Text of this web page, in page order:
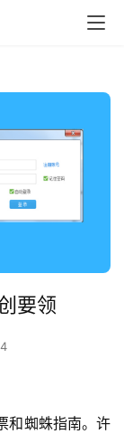
要领
和蜘蛛指南。许